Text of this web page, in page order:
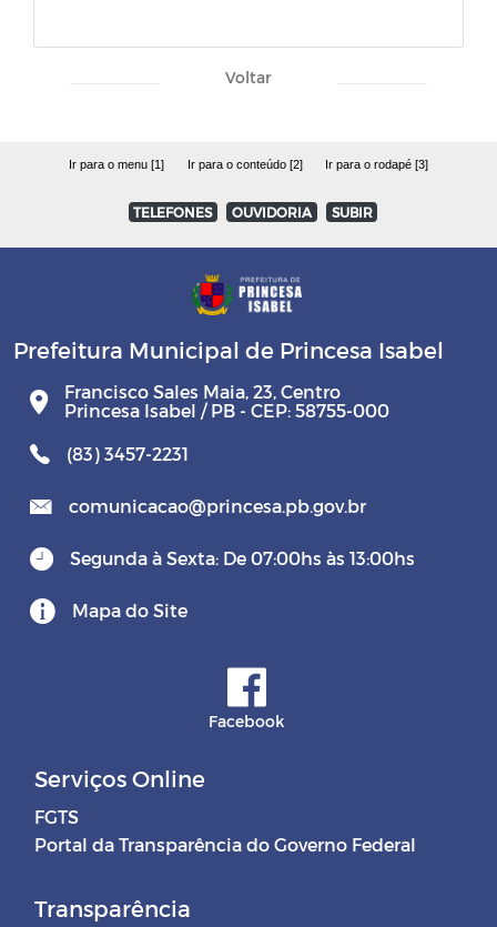
Voltar
Ir para o menu [1] Ir para o conteúdo [2] Ir para o rodapé [3]
TELEFONES OUVIDORIA SUBIR
Prefeitura Municipal de Princesa Isabel
Francisco Sales Maia, 23, Centro
Princesa Isabel / PB - CEP: 58755-000
(83) 3457-2231
comunicacao@princesa.pb.gov.br
Segunda à Sexta: De 07:00hs às 13:00hs
Mapa do Site
Facebook
Serviços Online
FGTS
Portal da Transparência do Governo Federal
Transparência